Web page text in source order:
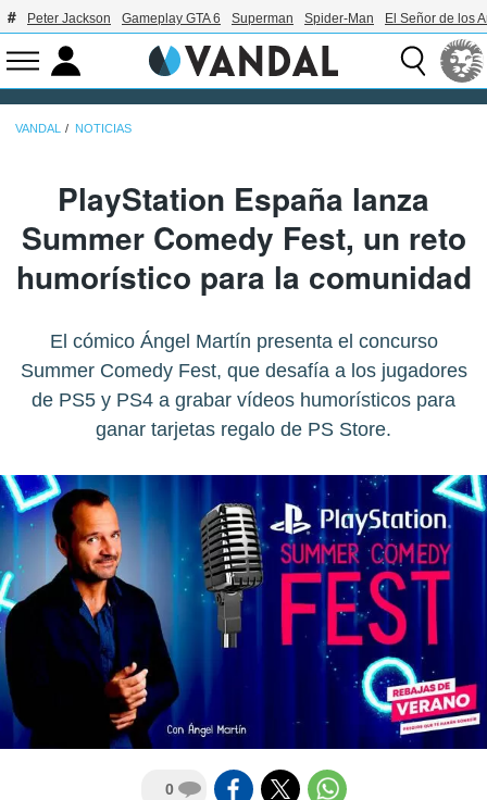
Peter Jackson Gameplay GTA 6 Superman Spider-Man El Señor de los
VANDAL NOTICIAS
PlayStation España lanza
Summer Comedy Fest, un reto
humorístico para la comunidad
El cómico Ángel Martín presenta el concurso
Summer Comedy Fest, que desafía a los jugadores
de PS5 y PS4 a grabar vídeos humorísticos para
ganar tarjetas regalo de PS Store.
0